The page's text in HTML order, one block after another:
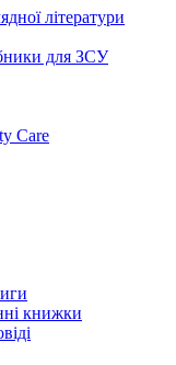
літератури
для ЗСУ
Care
книжки